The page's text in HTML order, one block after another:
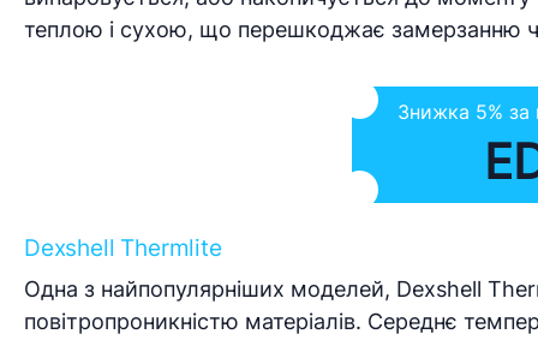
теплою і сухою, що перешкоджає замерзанню
Знижка 5%
Dexshell Thermlite
Одна з найпопулярніших моделей, Dexshell
повітропроникністю матеріалів. Середнє